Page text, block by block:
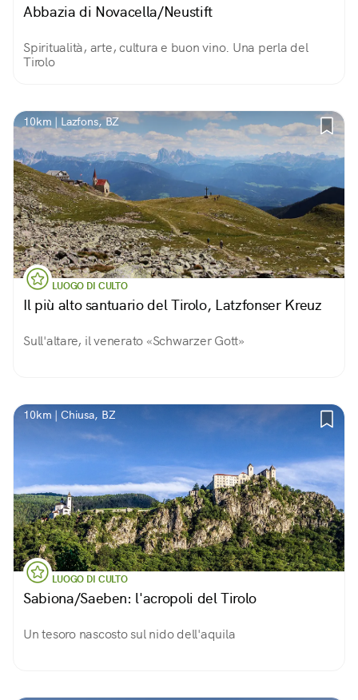
Abbazia di Novacella/Neustift
Spiritualità, arte, cultura e buon vino. Una perla del
Tirolo
10km | Lazfons, BZ
LUOGO DI CULTO
Il più alto santuario del Tirolo, Latzfonser Kreuz
Sull'altare, il venerato «Schwarzer Gott»
10km | Chiusa, BZ
LUOGO DI CULTO
Sabiona/Saeben: l'acropoli del Tirolo
Un tesoro nascosto sul nido dell'aquila